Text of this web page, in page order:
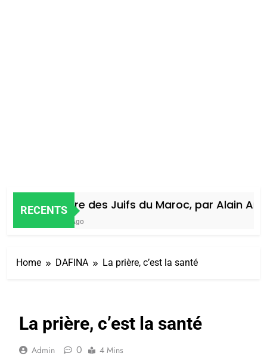
RECENTS
Histoire des Juifs du Maroc, par Alain Amiel
4 Jours Ago
Home DAFINA La prière, c’est la santé
La prière, c’est la santé
Admin 0 4 Mins